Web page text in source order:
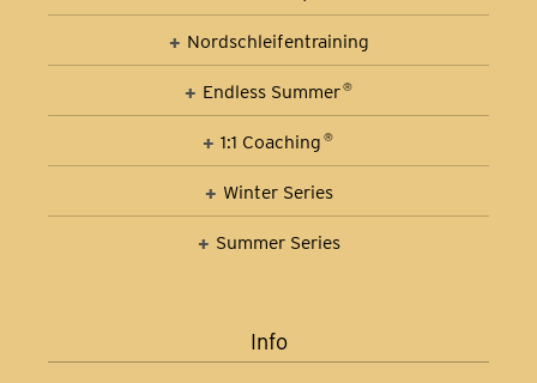
Nordschleifen­training
Car Control TrainingEndless Summer ®
1:1 Coaching ®
Winter Series
Summer Series
Info